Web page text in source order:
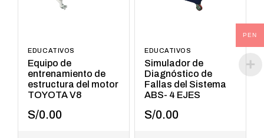
EDUCATIVOS
Equipo de
entrenamiento de
estructura del motor
TOYOTA V8
S/0.00
EDUCATIVOS
Simulador de
Diagnóstico de
Fallas del Sistema
ABS- 4 EJES
S/0.00
PEN